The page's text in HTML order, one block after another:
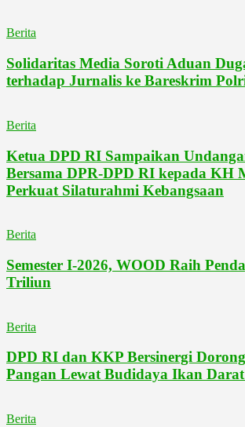
Berita
Solidaritas Media Soroti Aduan
terhadap Jurnalis ke Bareskrim
Berita
Ketua DPD RI Sampaikan
Bersama DPR-DPD RI kepada KH
Perkuat Silaturahmi Kebangsaan
Berita
Semester I-2026, WOOD Raih
Triliun
Berita
DPD RI dan KKP Bersinergi
Pangan Lewat Budidaya Ikan
Berita